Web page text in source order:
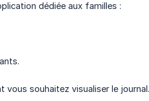
dédiée aux familles :
souhaitez visualiser le journal.